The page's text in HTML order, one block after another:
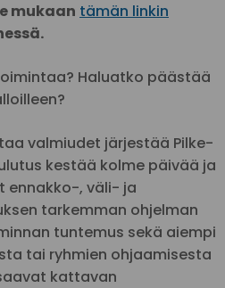
mukaan tämän linkin
Haluatko päästää
valmiudet järjestää Pilke-
kestää kolme päivää ja
ennakko-, väli- ja
tarkemman ohjelman
tuntemus sekä aiempi
tai ryhmien ohjaamisesta
kattavan